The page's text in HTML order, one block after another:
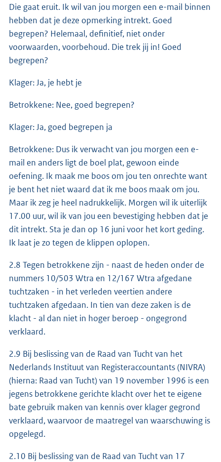
Die gaat eruit. Ik wil van jou morgen een e-mail binnen
hebben dat je deze opmerking intrekt. Goed
begrepen? Helemaal, definitief, niet onder
voorwaarden, voorbehoud. Die trek jij in! Goed
begrepen?
Klager: Ja, je hebt je
Betrokkene: Nee, goed begrepen?
Klager: Ja, goed begrepen ja
Betrokkene: Dus ik verwacht van jou morgen een e-
mail en anders ligt de boel plat, gewoon einde
oefening. Ik maak me boos om jou ten onrechte want
je bent het niet waard dat ik me boos maak om jou.
Maar ik zeg je heel nadrukkelijk. Morgen wil ik uiterlijk
17.00 uur, wil ik van jou een bevestiging hebben dat je
dit intrekt. Sta je dan op 16 juni voor het kort geding.
Ik laat je zo tegen de klippen oplopen.
2.8 Tegen betrokkene zijn - naast de heden onder de
nummers 10/503 Wtra en 12/167 Wtra afgedane
tuchtzaken - in het verleden veertien andere
tuchtzaken afgedaan. In tien van deze zaken is de
klacht - al dan niet in hoger beroep - ongegrond
verklaard.
2.9 Bij beslissing van de Raad van Tucht van het
Nederlands Instituut van Registeraccountants (NIVRA)
(hierna: Raad van Tucht) van 19 november 1996 is een
jegens betrokkene gerichte klacht over het te eigene
bate gebruik maken van kennis over klager gegrond
verklaard, waarvoor de maatregel van waarschuwing is
opgelegd.
2.10 Bij beslissing van de Raad van Tucht van 17